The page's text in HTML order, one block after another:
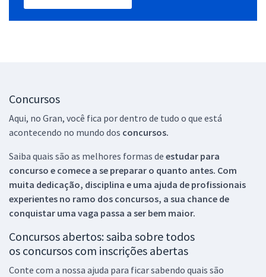
Concursos
Aqui, no Gran, você fica por dentro de tudo o que está
acontecendo no mundo dos concursos.
Saiba quais são as melhores formas de estudar para
concurso e comece a se preparar o quanto antes. Com
muita dedicação, disciplina e uma ajuda de profissionais
experientes no ramo dos concursos, a sua chance de
conquistar uma vaga passa a ser bem maior.
Concursos abertos: saiba sobre todos
os concursos com inscrições abertas
Conte com a nossa ajuda para ficar sabendo quais são